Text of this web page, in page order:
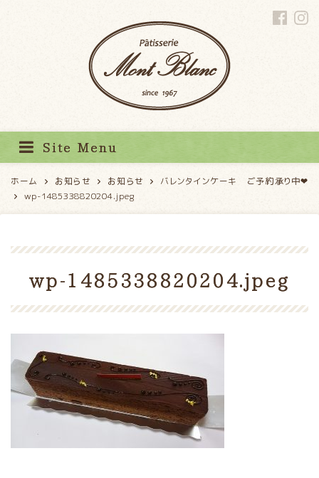
Site Menu
ホーム お知らせ お知らせ
バレンタインケーキ ご予約承り中❤
wp-1485338820204.jpeg
wp-1485338820204.jpeg